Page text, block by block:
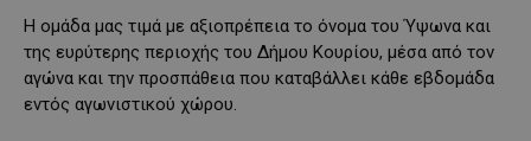
Η ομάδα μας τιμά με αξιοπρέπεια το όνομα του Ύψωνα και
της ευρύτερης περιοχής του Δήμου Κουρίου, μέσα από τον
αγώνα και την προσπάθεια που καταβάλλει κάθε εβδομάδα
εντός αγωνιστικού χώρου.